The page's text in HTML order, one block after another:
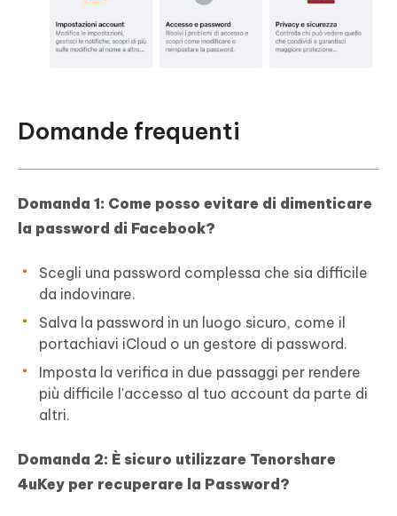
Domande frequenti
Domanda 1: Come posso evitare di dimenticare
la password di Facebook?
Scegli una password complessa che sia difficile
da indovinare.
Salva la password in un luogo sicuro, come il
portachiavi iCloud o un gestore di password.
Imposta la verifica in due passaggi per rendere
più difficile l'accesso al tuo account da parte di
altri.
Domanda 2: È sicuro utilizzare Tenorshare
4uKey per recuperare la Password?